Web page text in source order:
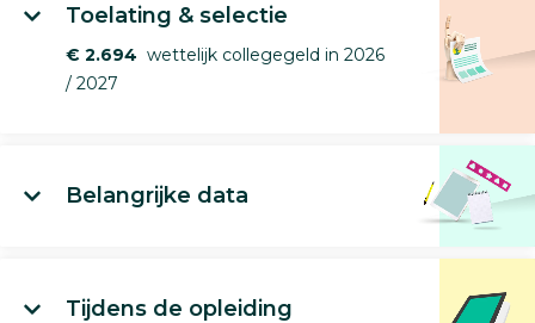
Toelating & selectie
€ 2.694 wettelijk collegegeld in 2026
/ 2027
Belangrijke data
Tijdens de opleiding